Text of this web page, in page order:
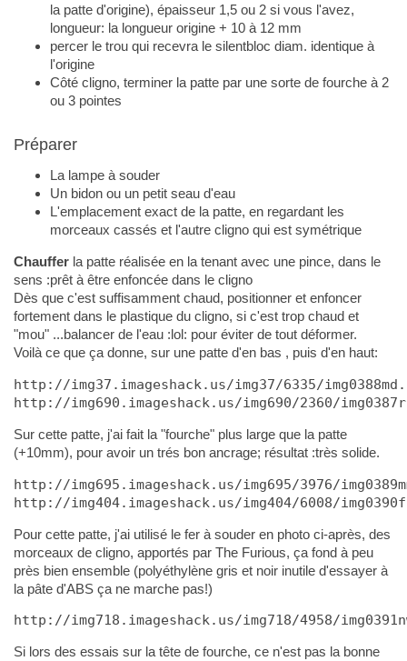
la patte d'origine), épaisseur 1,5 ou 2 si vous l'avez,
longueur: la longueur origine + 10 à 12 mm
percer le trou qui recevra le silentbloc diam. identique à
l'origine
Côté cligno, terminer la patte par une sorte de fourche à 2
ou 3 pointes
Préparer
La lampe à souder
Un bidon ou un petit seau d'eau
L'emplacement exact de la patte, en regardant les
morceaux cassés et l'autre cligno qui est symétrique
Chaufferla patte réalisée en la tenant avec une pince, dans le
sens :prêt à être enfoncée dans le cligno
Dès que c'est suffisamment chaud, positionner et enfoncer
fortement dans le plastique du cligno, si c'est trop chaud et
"mou" ...balancer de l'eau :lol: pour éviter de tout déformer.
Voilà ce que ça donne, sur une patte d'en bas , puis d'en haut:
http://img37.imageshack.us/img37/6335/
http://img690.imageshack.us/img690/2360/
Sur cette patte, j'ai fait la "fourche" plus large que la patte
(+10mm), pour avoir un trés bon ancrage; résultat :très solide.
http://img695.imageshack.us/img695/3976/
http://img404.imageshack.us/img404/6008/
Pour cette patte, j'ai utilisé le fer à souder en photo ci-après, des
morceaux de cligno, apportés par The Furious, ça fond à peu
près bien ensemble (polyéthylène gris et noir inutile d'essayer à
la pâte d'ABS ça ne marche pas!)
http://img718.imageshack.us/img718/4958/
Si lors des essais sur la tête de fourche, ce n'est pas la bonne